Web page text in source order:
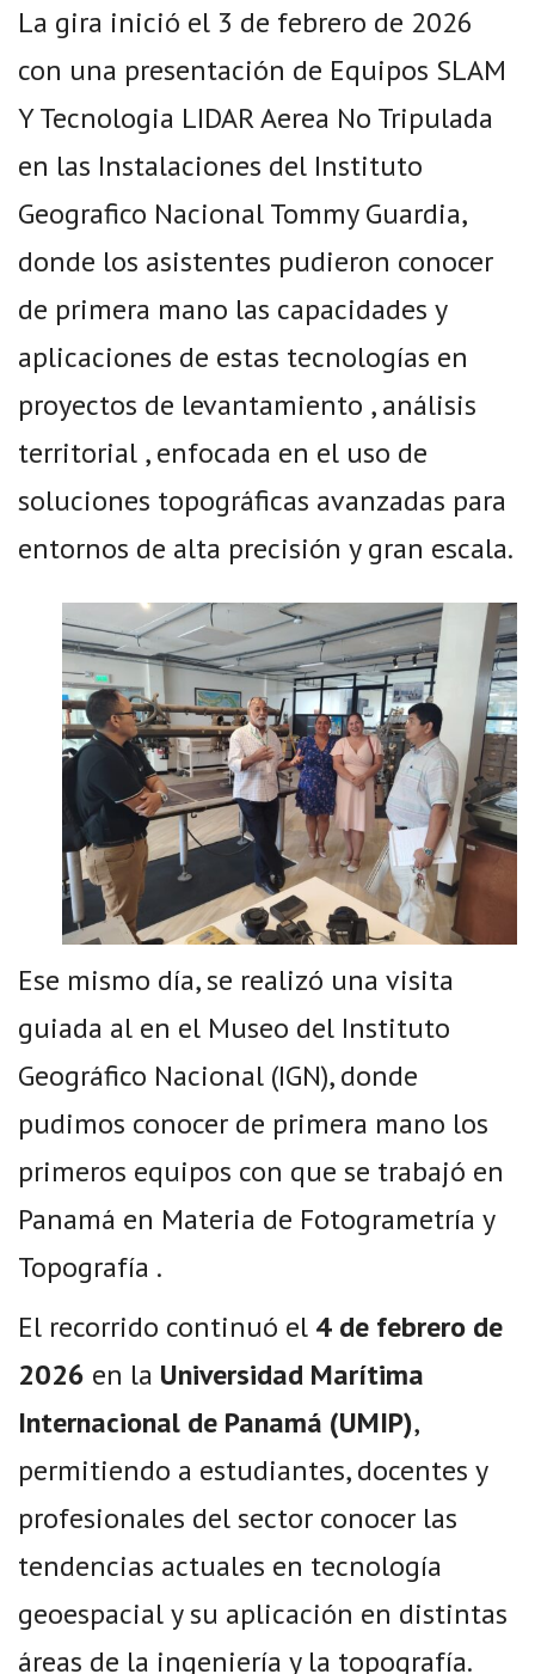
La gira inició el 3 de febrero de 2026
con una presentación de Equipos SLAM
Y Tecnologia LIDAR Aerea No Tripulada
en las Instalaciones del Instituto
Geografico Nacional Tommy Guardia,
donde los asistentes pudieron conocer
de primera mano las capacidades y
aplicaciones de estas tecnologías en
proyectos de levantamiento , análisis
territorial , enfocada en el uso de
soluciones topográficas avanzadas para
entornos de alta precisión y gran escala.
Ese mismo día, se realizó una visita
guiada al en el Museo del Instituto
Geográfico Nacional (IGN), donde
pudimos conocer de primera mano los
primeros equipos con que se trabajó en
Panamá en Materia de Fotogrametría y
Topografía .
El recorrido continuó el 4 de febrero de
2026 en la Universidad Marítima
Internacional de Panamá (UMIP),
permitiendo a estudiantes, docentes y
profesionales del sector conocer las
tendencias actuales en tecnología
geoespacial y su aplicación en distintas
áreas de la ingeniería y la topografía.